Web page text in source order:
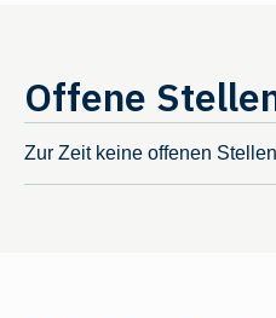
Offene
Zur Zeit keine offenen